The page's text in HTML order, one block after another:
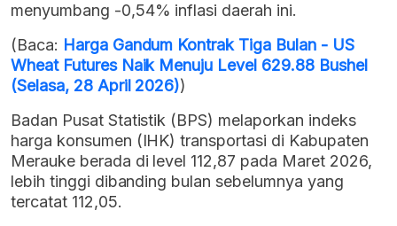
menyumbang -0,54% inflasi daerah ini.
(Baca: Harga Gandum Kontrak Tiga Bulan - US
Wheat Futures Naik Menuju Level 629.88 Bushel
(Selasa, 28 April 2026))
Badan Pusat Statistik (BPS) melaporkan indeks
harga konsumen (IHK) transportasi di Kabupaten
Merauke berada di level 112,87 pada Maret 2026,
lebih tinggi dibanding bulan sebelumnya yang
tercatat 112,05.